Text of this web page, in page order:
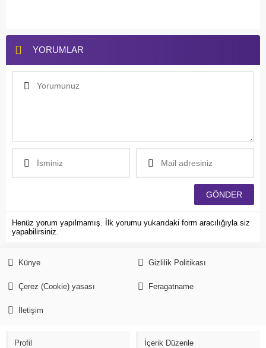
YORUMLAR
Henüz yorum yapılmamış. İlk yorumu yukarıdaki form aracılığıyla siz
yapabilirsiniz.
Künye Gizlilik Politikası
Çerez (Cookie) yasası Feragatname
İletişim
Profil İçerik Düzenle